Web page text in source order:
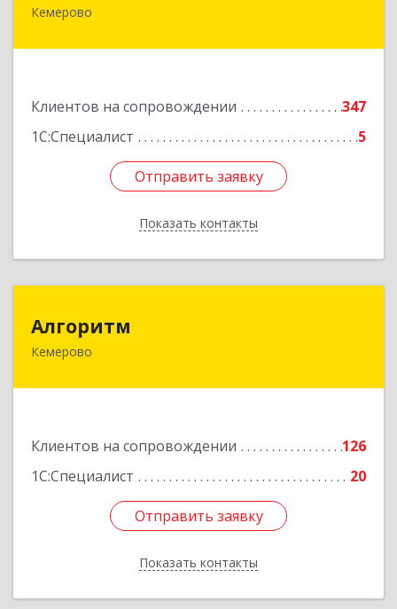
Кемерово
Клиентов на сопровождении
347
1С:Специалист
5
Отправить заявку
Показать контакты
650043, Кемеровская область - Кузбасс обл,
Отправить заявку
Назад
Алгоритм
Кемерово
Клиентов на сопровождении
126
1С:Специалист
20
Отправить заявку
Показать контакты
Отправить заявку
Назад